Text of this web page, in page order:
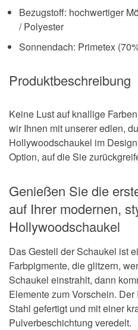
Bezugstoff: hochwertiger
/ Polyester
Sonnendach: Primetex
Produktbeschreibung
Keine Lust auf knallige
wir Ihnen mit unserer edlen,
Hollywoodschaukel im
Option, auf die Sie
Genießen Sie die
auf Ihrer modernen,
Hollywoodschaukel
Das Gestell der Schaukel ist
Farbpigmente, die glitzern,
Schaukel einstrahlt, dann
Elemente zum Vorschein.
Stahl gefertigt und mit einer
Pulverbeschichtung veredelt.